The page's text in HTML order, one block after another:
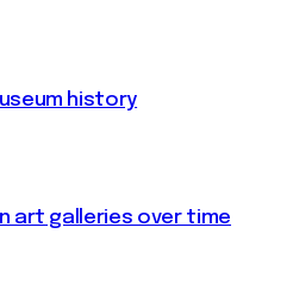
history
art galleries over time